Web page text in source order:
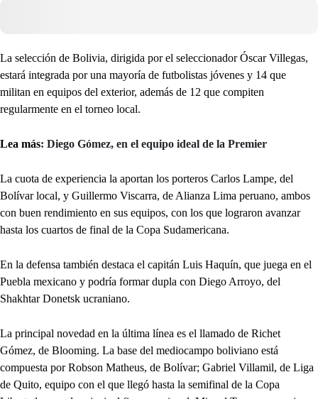
La selección de Bolivia, dirigida por el seleccionador Óscar Villegas,
estará integrada por una mayoría de futbolistas jóvenes y 14 que
militan en equipos del exterior, además de 12 que compiten
regularmente en el torneo local.
Lea más: Diego Gómez, en el equipo ideal de la Premier
La cuota de experiencia la aportan los porteros Carlos Lampe, del
Bolívar local, y Guillermo Viscarra, de Alianza Lima peruano, ambos
con buen rendimiento en sus equipos, con los que lograron avanzar
hasta los cuartos de final de la Copa Sudamericana.
En la defensa también destaca el capitán Luis Haquín, que juega en el
Puebla mexicano y podría formar dupla con Diego Arroyo, del
Shakhtar Donetsk ucraniano.
La principal novedad en la última línea es el llamado de Richet
Gómez, de Blooming. La base del mediocampo boliviano está
compuesta por Robson Matheus, de Bolívar; Gabriel Villamil, de Liga
de Quito, equipo con el que llegó hasta la semifinal de la Copa